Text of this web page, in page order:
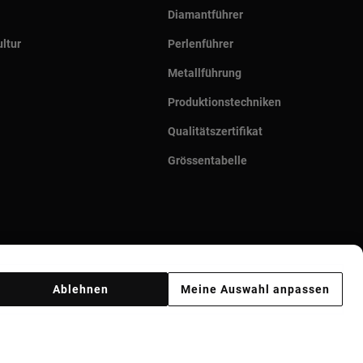
Diamantführer
Perlenführer
Metallführung
Produktionstechniken
Qualitätszertifikat
Grössentabelle
Meine Auswahl anpassen
Ablehnen